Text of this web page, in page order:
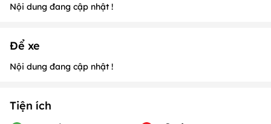
Nội dung đang cập nhật !
Để xe
Nội dung đang cập nhật !
Tiện ích